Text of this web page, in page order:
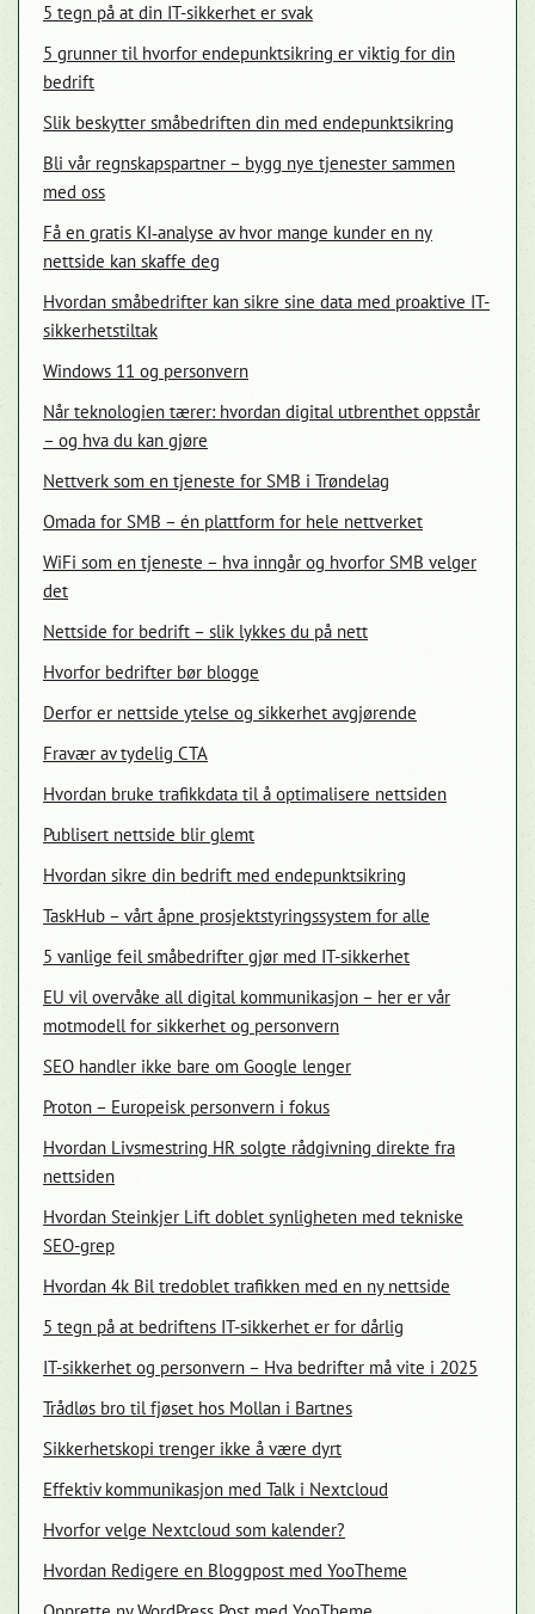
5 tegn på at din IT-sikkerhet er svak
5 grunner til hvorfor endepunktsikring er viktig for din
bedrift
Slik beskytter småbedriften din med endepunktsikring
Bli vår regnskapspartner – bygg nye tjenester sammen
med oss
Få en gratis KI‑analyse av hvor mange kunder en ny
nettside kan skaffe deg
Hvordan småbedrifter kan sikre sine data med proaktive IT-
sikkerhetstiltak
Windows 11 og personvern
Når teknologien tærer: hvordan digital utbrenthet oppstår
– og hva du kan gjøre
Nettverk som en tjeneste for SMB i Trøndelag
Omada for SMB – én plattform for hele nettverket
WiFi som en tjeneste – hva inngår og hvorfor SMB velger
det
Nettside for bedrift – slik lykkes du på nett
Hvorfor bedrifter bør blogge
Derfor er nettside ytelse og sikkerhet avgjørende
Fravær av tydelig CTA
Hvordan bruke trafikkdata til å optimalisere nettsiden
Publisert nettside blir glemt
Hvordan sikre din bedrift med endepunktsikring
TaskHub – vårt åpne prosjektstyringssystem for alle
5 vanlige feil småbedrifter gjør med IT-sikkerhet
EU vil overvåke all digital kommunikasjon – her er vår
motmodell for sikkerhet og personvern
SEO handler ikke bare om Google lenger
Proton – Europeisk personvern i fokus
Hvordan Livsmestring HR solgte rådgivning direkte fra
nettsiden
Hvordan Steinkjer Lift doblet synligheten med tekniske
SEO-grep
Hvordan 4k Bil tredoblet trafikken med en ny nettside
5 tegn på at bedriftens IT-sikkerhet er for dårlig
IT-sikkerhet og personvern – Hva bedrifter må vite i 2025
Trådløs bro til fjøset hos Mollan i Bartnes
Sikkerhetskopi trenger ikke å være dyrt
Effektiv kommunikasjon med Talk i Nextcloud
Hvorfor velge Nextcloud som kalender?
Hvordan Redigere en Bloggpost med YooTheme